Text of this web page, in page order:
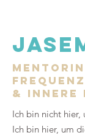
& innere
Ich bin nicht hier,
Ich bin hier, um